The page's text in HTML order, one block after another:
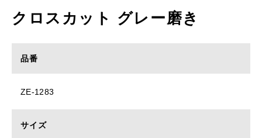
クロスカット グレー磨き
品番
ZE-1283
サイズ